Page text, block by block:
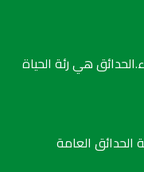
هي رئة الحياة
العامة